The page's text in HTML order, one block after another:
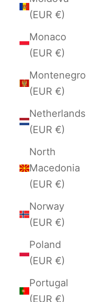
(EUR €)
Monaco
(EUR €)
Montenegro
(EUR €)
Netherlands
(EUR €)
North
Macedonia
(EUR €)
Norway
(EUR €)
Poland
(EUR €)
Portugal
(EUR €)